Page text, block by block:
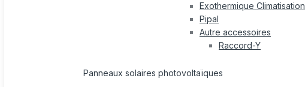
Exothermique Climatisation
Pipal
Autre accessoires
Raccord-Y
Panneaux solaires photovoltaïques